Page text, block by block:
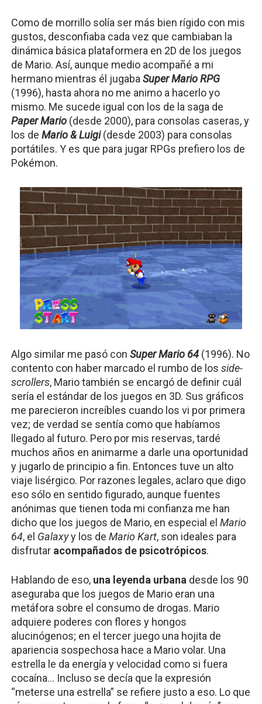
Como de morrillo solía ser más bien rígido con mis
gustos, desconfiaba cada vez que cambiaban la
dinámica básica plataformera en 2D de los juegos
de Mario. Así, aunque medio acompañé a mi
hermano mientras él jugaba Super Mario RPG
(1996), hasta ahora no me animo a hacerlo yo
Paper Mario (desde 2000), para consolas caseras, y
los de Mario & Luigi (desde 2003) para consolas
portátiles. Y es que para jugar RPGs prefiero los de
Pokémon.
Algo similar me pasó con Super Mario 64 (1996). No
contento con haber marcado el rumbo de los side-
scrollers, Mario también se encargó de definir cuál
sería el estándar de los juegos en 3D. Sus gráficos
me parecieron increíbles cuando los vi por primera
vez; de verdad se sentía como que habíamos
llegado al futuro. Pero por mis reservas, tardé
muchos años en animarme a darle una oportunidad
y jugarlo de principio a fin. Entonces tuve un alto
viaje lisérgico. Por razones legales, aclaro que digo
eso sólo en sentido figurado, aunque fuentes
anónimas que tienen toda mi confianza me han
dicho que los juegos de Mario, en especial el Mario
64, el Galaxy y los de Mario Kart, son ideales para
disfrutar acompañados de psicotrópicos.
Hablando de eso, una leyenda urbana desde los 90
aseguraba que los juegos de Mario eran una
metáfora sobre el consumo de drogas. Mario
adquiere poderes con flores y hongos
alucinógenos; en el tercer juego una hojita de
apariencia sospechosa hace a Mario volar. Una
estrella le da energía y velocidad como si fuera
cocaína… Incluso se decía que la expresión
“meterse una estrella” se refiere justo a eso. Lo que